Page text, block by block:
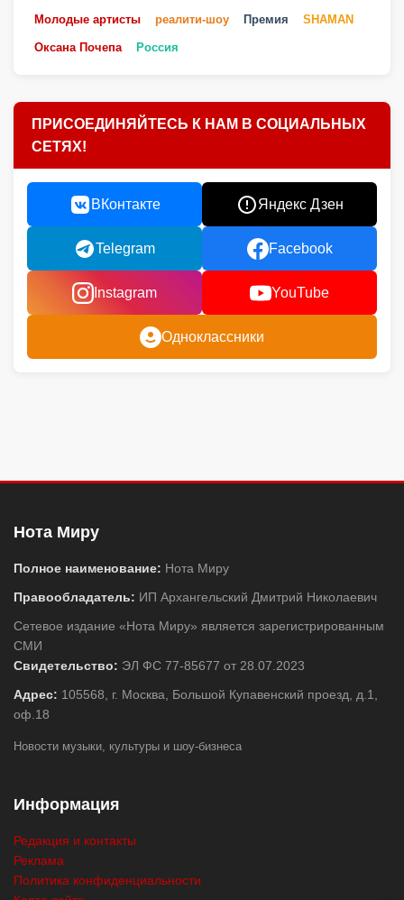
Молодые артисты реалити-шоу Премия SHAMAN
Оксана Почепа Россия
ПРИСОЕДИНЯЙТЕСЬ К НАМ В СОЦИАЛЬНЫХ
СЕТЯХ!
ВКонтакте Яндекс Дзен
Telegram Facebook
Instagram YouTube
Одноклассники
Нота Миру
Полное наименование: Нота Миру
Правообладатель: ИП Архангельский Дмитрий Николаевич
Сетевое издание «Нота Миру» является зарегистрированным
СМИ
Свидетельство: ЭЛ ФС 77-85677 от 28.07.2023
Адрес: 105568, г. Москва, Большой Купавенский проезд, д.1,
оф.18
Новости музыки, культуры и шоу-бизнеса
Информация
Редакция и контакты
Реклама
Политика конфиденциальности